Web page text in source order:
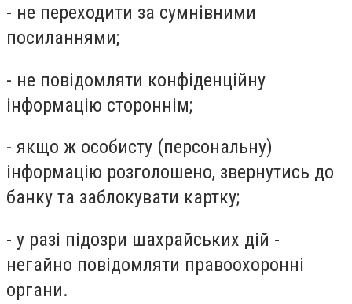
- не переходити за сумнівними
посиланнями;
- не повідомляти конфіденційну
інформацію стороннім;
- якщо ж особисту (персональну)
інформацію розголошено, звернутись до
банку та заблокувати картку;
- у разі підозри шахрайських дій -
негайно повідомляти правоохоронні
органи.